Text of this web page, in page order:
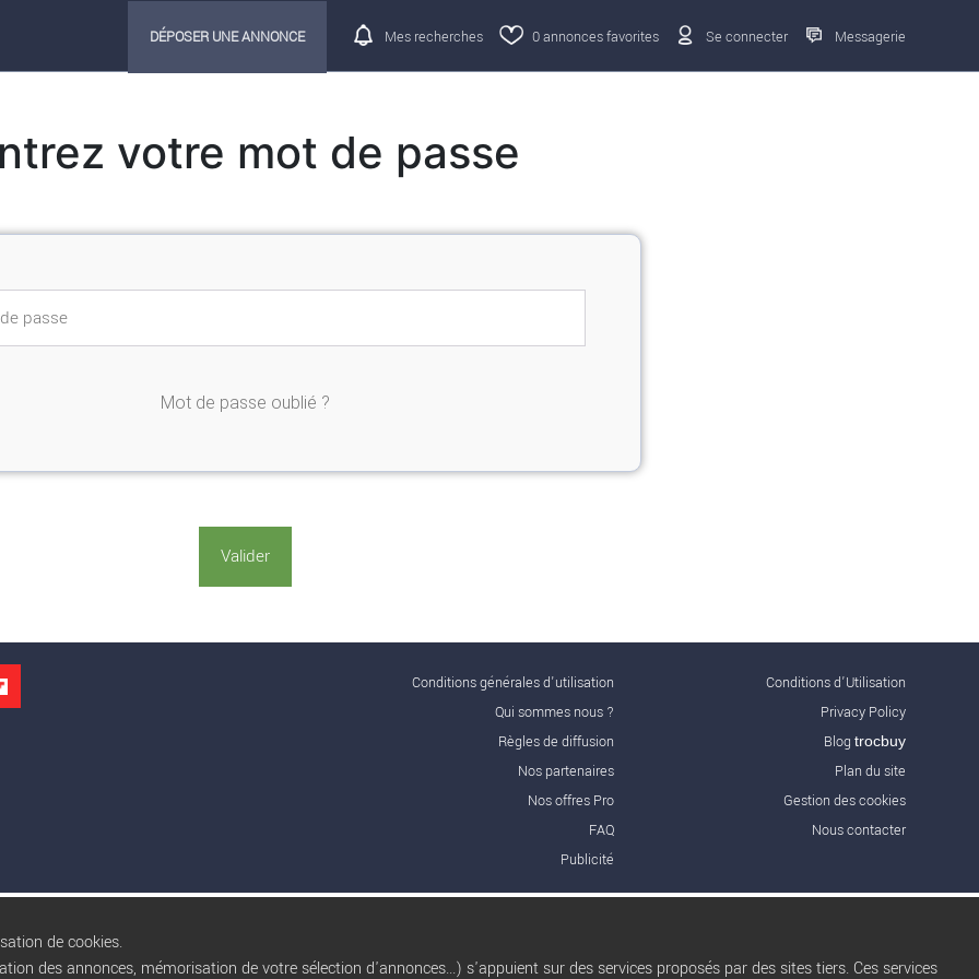
DÉPOSER UNE ANNONCE Mes recherches 0annonces favorites Se connecter Messagerie
votre mot de passe
Mot de passe oublié ?
Conditions générales d'utilisation
Qui sommes nous ?
Règles de diffusion
Nos partenaires
Nos offres Pro
FAQ
Publicité
Conditions d’Utilisation
Privacy Policy
Blog trocbuy
Plan du site
Gestion des cookies
Nous contacter
de cookies.
des annonces, mémorisation de votre sélection d'annonces...) s'appuient sur des services proposés par des sites tiers. Ces services